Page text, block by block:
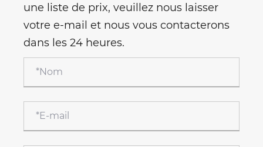
une liste de prix, veuillez nous laisser
votre e-mail et nous vous contacterons
dans les 24 heures.